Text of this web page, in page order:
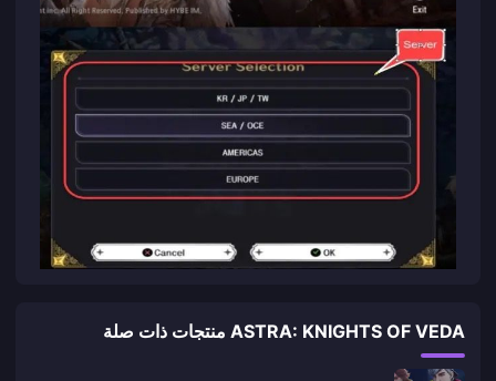
ASTRA: KNIGHTS OF VEDA منتجات ذات صلة